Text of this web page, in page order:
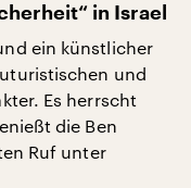
in Israel
ein künstlicher
und
Es herrscht
die Ben
Ruf unter